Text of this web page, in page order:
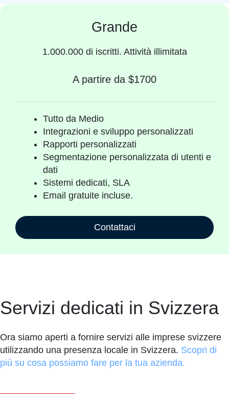
Grande
1.000.000 di iscritti. Attività illimitata
A partire da $1700
Tutto da Medio
Integrazioni e sviluppo personalizzati
Rapporti personalizzati
Segmentazione personalizzata di utenti e
dati
Sistemi dedicati, SLA
Email gratuite incluse.
Contattaci
Servizi dedicati in Svizzera
Ora siamo aperti a fornire servizi alle imprese svizzere
utilizzando una presenza locale in Svizzera. Scopri di
più su cosa possiamo fare per la tua azienda.